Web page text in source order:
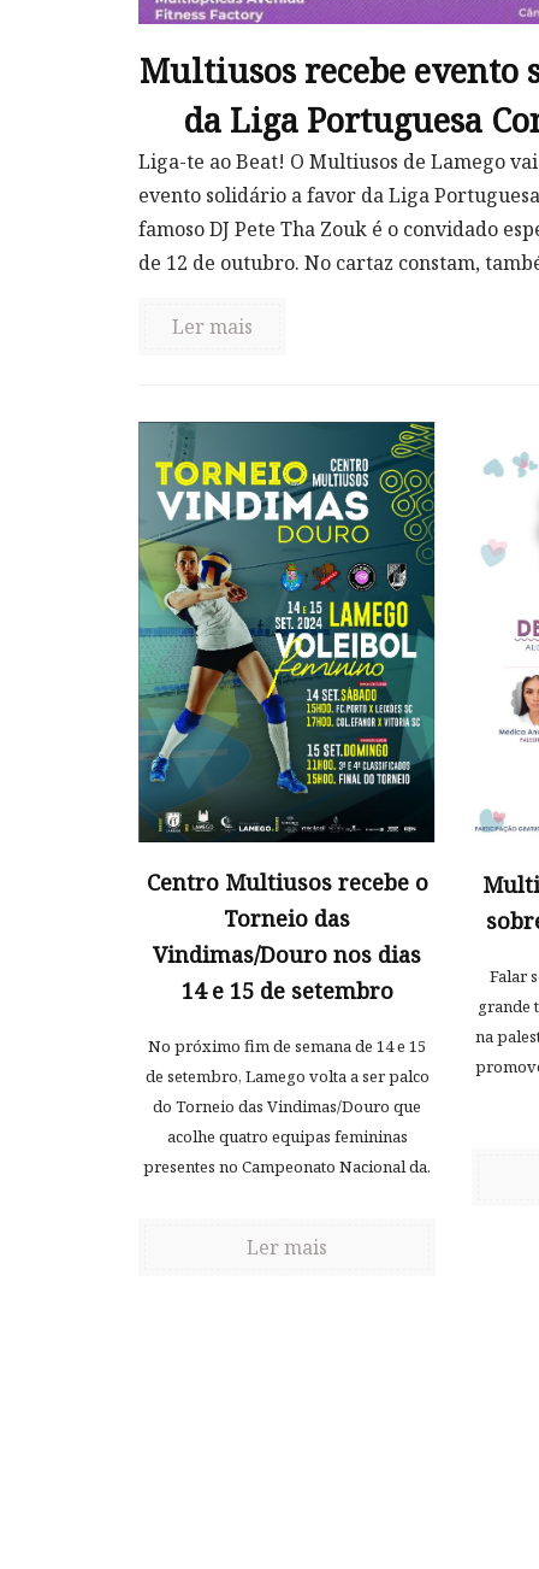
Multiusos recebe evento
da Liga Portuguesa
Liga-te ao Beat! O Multiusos de Lamego
evento solidário a favor da Liga
famoso DJ Pete Tha Zouk é o convidado
de 12 de outubro. No cartaz constam,
Ler mais
Centro Multiusos recebe o
Torneio das
Vindimas/Douro nos dias
14 e 15 de setembro
No próximo fim de semana de 14 e 15
de setembro, Lamego volta a ser palco
do Torneio das Vindimas/Douro que
acolhe quatro equipas femininas
presentes no Campeonato Nacional da.
Ler mais
Falar
grande
na